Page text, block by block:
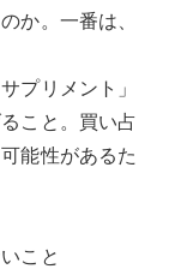
か。一番は、
プリメント」
こと。買い占
能性があるた
こと